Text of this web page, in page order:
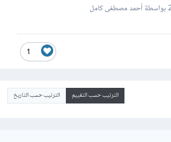
بواسطة أحمد مصطفى كامل
1
الترتيب حسب التقييم الترتيب حسب التاريخ